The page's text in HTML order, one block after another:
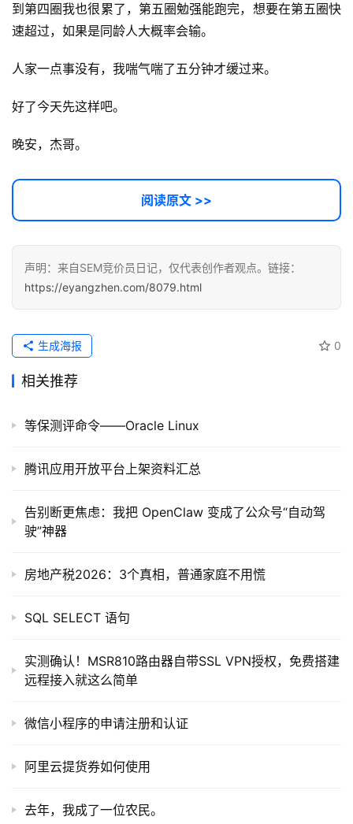
用
务
目
A
开
源
代
常
用
接
到第四圈我也很累了，第五圈勉强能跑完，想要在第五圈快
速超过，如果是同龄人大概率会输。
人家一点事没有，我喘气喘了五分钟才缓过来。
好了今天先这样吧。
晚安，杰哥。
阅读原文 >>
声明：来自SEM竞价员日记，仅代表创作者观点。链接：
https://eyangzhen.com/8079.html
0
生成海报
相关推荐
等保测评命令——Oracle Linux
腾讯应用开放平台上架资料汇总
告别断更焦虑：我把 OpenClaw 变成了公众号“自动驾
驶”神器
房地产税2026：3个真相，普通家庭不用慌
SQL SELECT 语句
实测确认！MSR810路由器自带SSL VPN授权，免费搭建
远程接入就这么简单
微信小程序的申请注册和认证
阿里云提货券如何使用
去年，我成了一位农民。